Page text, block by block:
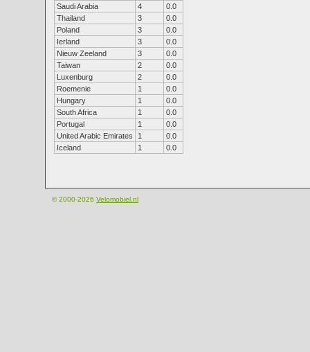
Saudi Arabia
4
0.0
Thailand
3
0.0
Poland
3
0.0
Ierland
3
0.0
Nieuw Zeeland
3
0.0
Taiwan
2
0.0
Luxenburg
2
0.0
Roemenie
1
0.0
Hungary
1
0.0
South Africa
1
0.0
Portugal
1
0.0
United Arabic Emirates
1
0.0
Iceland
1 0.0
© 2000-2026 Velomobiel.nl